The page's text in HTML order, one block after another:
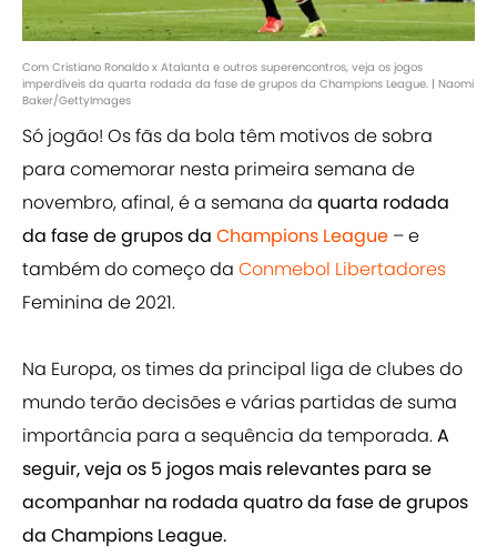
Com Cristiano Ronaldo x Atalanta e outros superencontros, veja os jogos
imperdíveis da quarta rodada da fase de grupos da Champions League. | Naomi
Baker/GettyImages
Só jogão! Os fãs da bola têm motivos de sobra
para comemorar nesta primeira semana de
novembro, afinal, é a semana da quarta rodada
da fase de grupos da Champions League – e
também do começo da Conmebol Libertadores
Feminina de 2021.
Na Europa, os times da principal liga de clubes do
mundo terão decisões e várias partidas de suma
importância para a sequência da temporada.A
seguir, veja os 5 jogos mais relevantes para se
acompanhar na rodada quatro da fase de grupos
da Champions League.